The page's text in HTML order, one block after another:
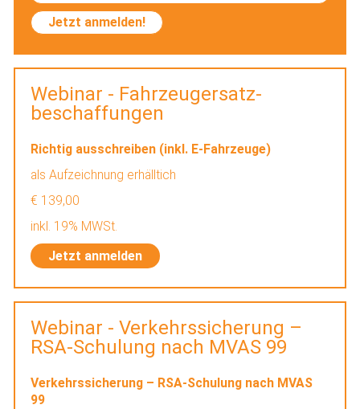
Jetzt anmelden!
Webinar - Fahrzeugersatz-
beschaffungen
Richtig ausschreiben (inkl. E-Fahrzeuge)
als Aufzeichnung erhälltich
€ 139,00
inkl. 19% MWSt.
Jetzt anmelden
Webinar - Verkehrssicherung –
RSA-Schulung nach MVAS 99
Verkehrssicherung – RSA-Schulung nach MVAS
99